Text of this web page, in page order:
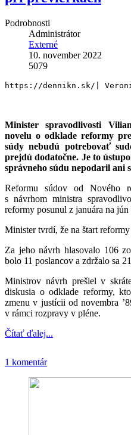
Podrobnosti
Administrátor
Externé
10. november 2022
5079
https://dennikn.sk/|
Minister spravodlivosti
novelu o odklade reformy
súdy nebudú potrebovať
prejdú dodatočne. Je to
správneho súdu nepodaril ani
Reformu súdov od Nového
s návrhom ministra
reformy posunul z januára na jún
Minister tvrdí, že na štart
Za jeho návrh hlasovalo 106
bolo 11 poslancov a zdržalo sa
Ministrov návrh prešiel v
diskusia o odklade reformy,
zmenu v justícii od novembra
v rámci rozpravy v pléne.
Čítať ďalej...
1 komentár